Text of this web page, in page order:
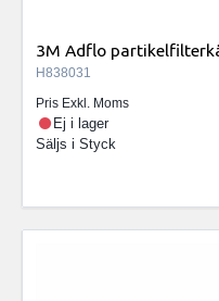
3M Adflo
H838031
Pris Exkl. Moms
Ej i lager
Säljs i Styck